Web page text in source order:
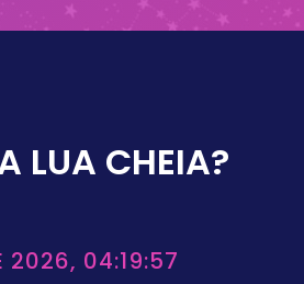
LUA CHEIA?
2026, 04:19:57